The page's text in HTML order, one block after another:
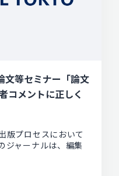
文等セミナー「論文
コメントに正しく
版プロセスにおいて
ジャーナルは、編集